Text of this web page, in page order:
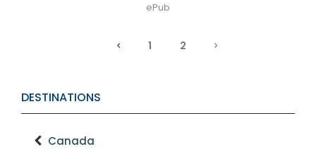
DESTINATIONS
Canada
ePub
1 2